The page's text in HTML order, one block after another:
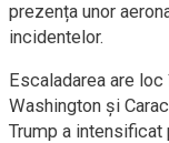
prezența unor
incidentelor.
Escaladarea are
Washington și
Trump a intensificat